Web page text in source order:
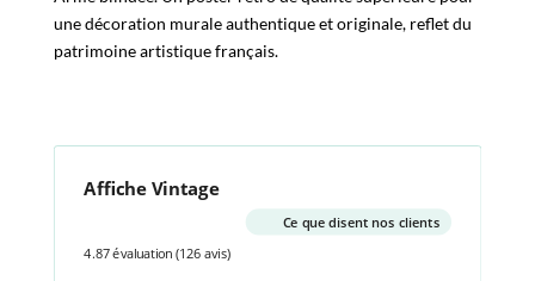
une décoration murale authentique et originale, reflet du
patrimoine artistique français.
Affiche Vintage
Ce que disent nos clients
4.87 évaluation (126 avis)